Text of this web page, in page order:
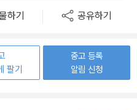
하기 공유하기
팔기
중고 등록
알림 신청